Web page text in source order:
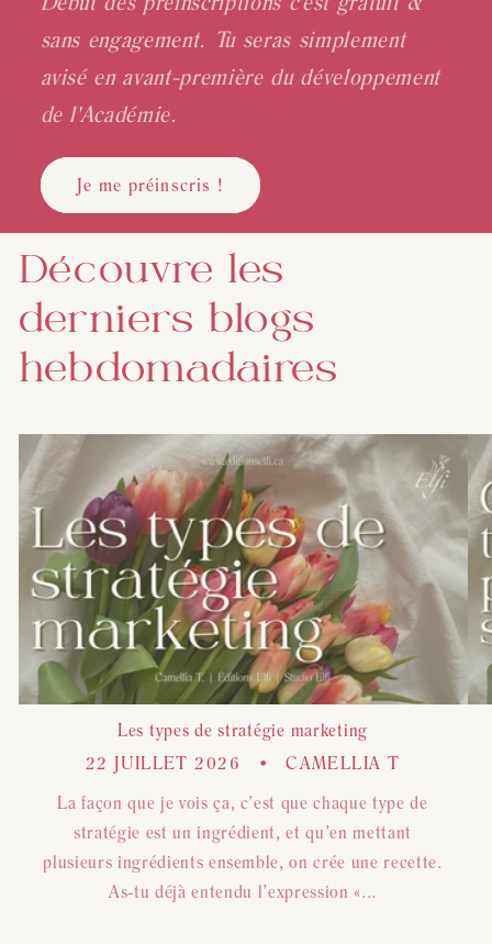
sans engagement. Tu seras simplement
avisé en avant-première du développement
de l'Académie.
Je me préinscris !
Découvre les
derniers blogs
hebdomadaires
Les types de stratégie marketing
22 JUILLET 2026
CAMELLIA T
La façon que je vois ça, c’est que chaque type de
stratégie est un ingrédient, et qu’en mettant
plusieurs ingrédients ensemble, on crée une recette.
As-tu déjà entendu l’expression «...